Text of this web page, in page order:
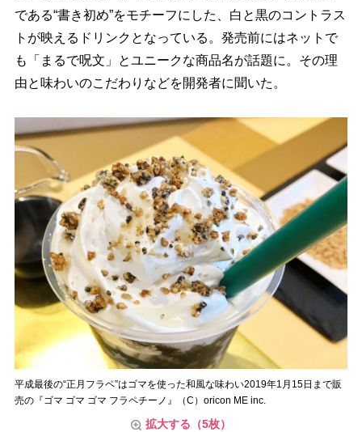
である“書き初め”をモチーフにした、白と黒のコントラス
トが映えるドリンクとなっている。発売前にはネットで
も「まるで呪文」とユニークな商品名が話題に。その理
由と味わいのこだわりなどを開発者に聞いた。
平成最後の“正月フラペ”はゴマを使った和風な味わい2019年1月15日まで販
売の『ゴマ ゴマ ゴマ フラペチーノ』（C）oricon ME inc.
拡大する（5枚）